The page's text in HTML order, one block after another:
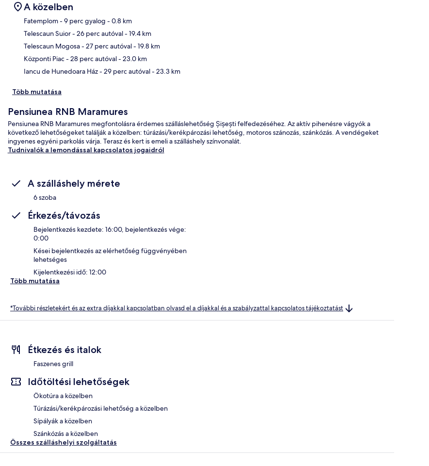
A közelben
Fatemplom- 9 perc gyalog - 0.8 km
Telescaun Suior- 26 perc autóval- 19.4 km
Telescaun Mogosa- 27 perc autóval- 19.8 km
Központi Piac- 28 perc autóval- 23.0 km
Iancu de Hunedoara Ház- 29 perc autóval- 23.3 km
Több mutatása
Pensiunea RNB Maramures
Pensiunea RNB Maramures megfontolásra érdemes szálláslehetőség Șișești felfedezéséhez. Az aktív pihenésre vágyók a
következő lehetőségeket találják a közelben: túrázási/kerékpározási lehetőség, motoros szánozás, szánkózás. A vendégeket
ingyenes egyéni parkolás várja. Terasz és kert is emeli a szálláshely színvonalát.
Tudnivalók a lemondással kapcsolatos jogaidról
A szálláshely mérete
6 szoba
Érkezés/távozás
Bejelentkezés kezdete: 16:00, bejelentkezés vége:
0:00
Kései bejelentkezés az elérhetőség függvényében
lehetséges
Kijelentkezési idő: 12:00
Több mutatása
*További részletekért és az extra díjakkal kapcsolatban olvasd el a díjakkal és a szabályzattal kapcsolatos tájékoztatást
Étkezés és italok
Faszenes grill
Időtöltési lehetőségek
Ökotúra a közelben
Túrázási/kerékpározási lehetőség a közelben
Sípályák a közelben
Szánkózás a közelben
Összes szálláshelyi szolgáltatás